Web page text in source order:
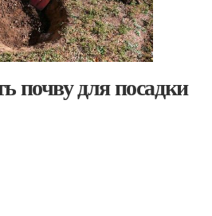
почву для посадки